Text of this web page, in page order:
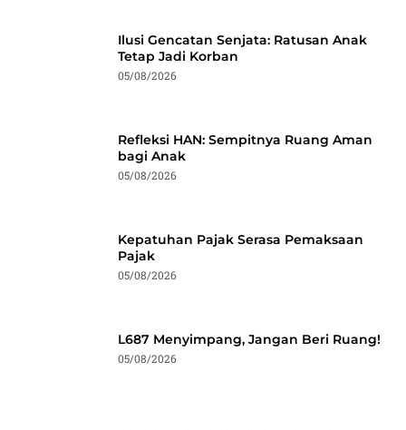
Ilusi Gencatan Senjata: Ratusan Anak
Tetap Jadi Korban
05/08/2026
Refleksi HAN: Sempitnya Ruang Aman
bagi Anak
05/08/2026
Kepatuhan Pajak Serasa Pemaksaan
Pajak
05/08/2026
L687 Menyimpang, Jangan Beri Ruang!
05/08/2026